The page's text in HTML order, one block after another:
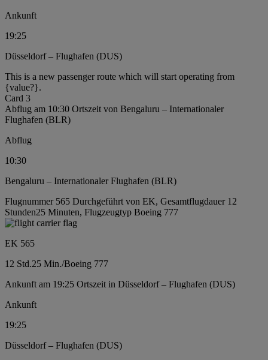
Ankunft
19:25
Düsseldorf – Flughafen (DUS)
This is a new passenger route which will start operating from
{value?}.
Card 3
Abflug am 10:30 Ortszeit von Bengaluru – Internationaler
Flughafen (BLR)
Abflug
10:30
Bengaluru – Internationaler Flughafen (BLR)
Flugnummer 565 Durchgeführt von EK, Gesamtflugdauer 12
Stunden25 Minuten, Flugzeugtyp Boeing 777
EK 565
12 Std.25 Min./Boeing 777
Ankunft am 19:25 Ortszeit in Düsseldorf – Flughafen (DUS)
Ankunft
19:25
Düsseldorf – Flughafen (DUS)